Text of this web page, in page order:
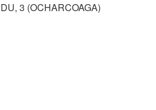
3 (OCHARCOAGA)